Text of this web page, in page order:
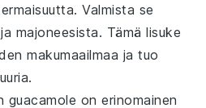
. Valmista se
ja majoneesista. Tämä lisuke
makumaailmaa ja tuo
guacamole on erinomainen